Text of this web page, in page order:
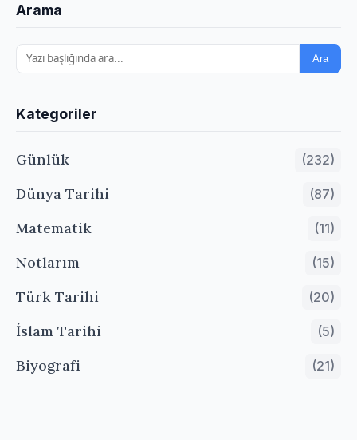
Arama
Ara
Kategoriler
Günlük (232)
Dünya Tarihi (87)
Matematik (11)
Notlarım (15)
Türk Tarihi (20)
İslam Tarihi (5)
Biyografi (21)